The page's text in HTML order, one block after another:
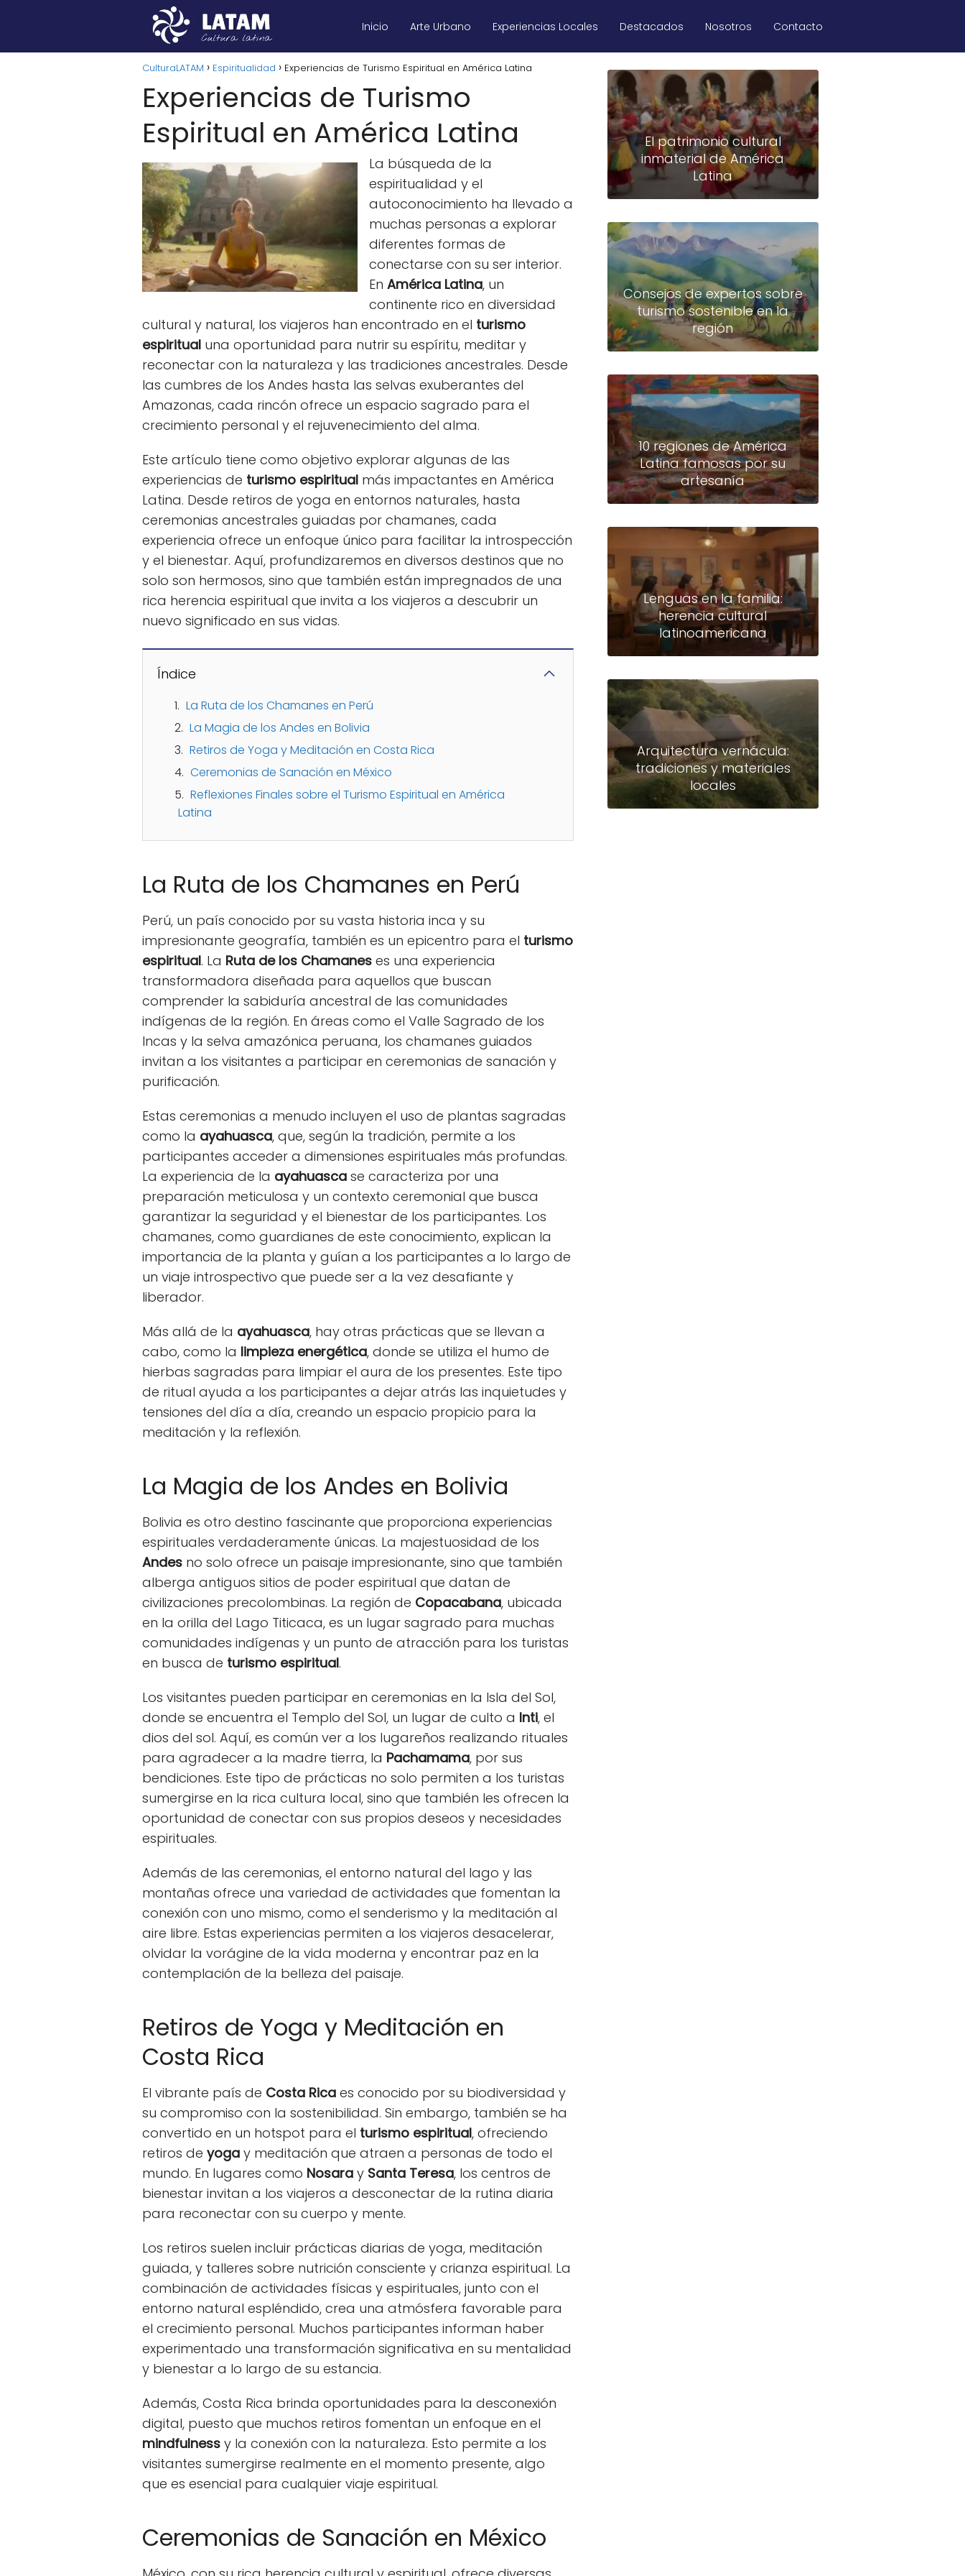
Inicio Arte Urbano Experiencias Locales Destacados Nosotros Contacto
CulturaLATAM Espiritualidad Experiencias de Turismo Espiritual en América Latina
Experiencias de Turismo
Espiritual en América Latina
La búsqueda de la
espiritualidad y el
autoconocimiento ha llevado a
muchas personas a explorar
diferentes formas de
conectarse con su ser interior.
En América Latina, un
continente rico en diversidad
cultural y natural, los viajeros han encontrado en el turismo
espiritual una oportunidad para nutrir su espíritu, meditar y
reconectar con la naturaleza y las tradiciones ancestrales. Desde
las cumbres de los Andes hasta las selvas exuberantes del
Amazonas, cada rincón ofrece un espacio sagrado para el
crecimiento personal y el rejuvenecimiento del alma.
Este artículo tiene como objetivo explorar algunas de las
experiencias de turismo espiritual más impactantes en América
Latina. Desde retiros de yoga en entornos naturales, hasta
ceremonias ancestrales guiadas por chamanes, cada
experiencia ofrece un enfoque único para facilitar la introspección
y el bienestar. Aquí, profundizaremos en diversos destinos que no
solo son hermosos, sino que también están impregnados de una
rica herencia espiritual que invita a los viajeros a descubrir un
nuevo significado en sus vidas.
Índice
La Ruta de los Chamanes en Perú
La Magia de los Andes en Bolivia
Retiros de Yoga y Meditación en Costa Rica
Ceremonias de Sanación en México
Reflexiones Finales sobre el Turismo Espiritual en América
Latina
La Ruta de los Chamanes en Perú
Perú, un país conocido por su vasta historia inca y su
impresionante geografía, también es un epicentro para el turismo
espiritual. La Ruta de los Chamanes es una experiencia
transformadora diseñada para aquellos que buscan
comprender la sabiduría ancestral de las comunidades
indígenas de la región. En áreas como el Valle Sagrado de los
Incas y la selva amazónica peruana, los chamanes guiados
invitan a los visitantes a participar en ceremonias de sanación y
purificación.
Estas ceremonias a menudo incluyen el uso de plantas sagradas
como la ayahuasca, que, según la tradición, permite a los
participantes acceder a dimensiones espirituales más profundas.
La experiencia de la ayahuasca se caracteriza por una
preparación meticulosa y un contexto ceremonial que busca
garantizar la seguridad y el bienestar de los participantes. Los
chamanes, como guardianes de este conocimiento, explican la
importancia de la planta y guían a los participantes a lo largo de
un viaje introspectivo que puede ser a la vez desafiante y
liberador.
Más allá de la ayahuasca, hay otras prácticas que se llevan a
cabo, como la limpieza energética, donde se utiliza el humo de
hierbas sagradas para limpiar el aura de los presentes. Este tipo
de ritual ayuda a los participantes a dejar atrás las inquietudes y
tensiones del día a día, creando un espacio propicio para la
meditación y la reflexión.
La Magia de los Andes en Bolivia
Bolivia es otro destino fascinante que proporciona experiencias
espirituales verdaderamente únicas. La majestuosidad de los
Andes no solo ofrece un paisaje impresionante, sino que también
alberga antiguos sitios de poder espiritual que datan de
civilizaciones precolombinas. La región de Copacabana, ubicada
en la orilla del Lago Titicaca, es un lugar sagrado para muchas
comunidades indígenas y un punto de atracción para los turistas
en busca de turismo espiritual.
Los visitantes pueden participar en ceremonias en la Isla del Sol,
donde se encuentra el Templo del Sol, un lugar de culto a Inti, el
dios del sol. Aquí, es común ver a los lugareños realizando rituales
para agradecer a la madre tierra, la Pachamama, por sus
bendiciones. Este tipo de prácticas no solo permiten a los turistas
sumergirse en la rica cultura local, sino que también les ofrecen la
oportunidad de conectar con sus propios deseos y necesidades
espirituales.
Además de las ceremonias, el entorno natural del lago y las
montañas ofrece una variedad de actividades que fomentan la
conexión con uno mismo, como el senderismo y la meditación al
aire libre. Estas experiencias permiten a los viajeros desacelerar,
olvidar la vorágine de la vida moderna y encontrar paz en la
contemplación de la belleza del paisaje.
Retiros de Yoga y Meditación en
Costa Rica
El vibrante país de Costa Rica es conocido por su biodiversidad y
su compromiso con la sostenibilidad. Sin embargo, también se ha
convertido en un hotspot para el turismo espiritual, ofreciendo
retiros de yoga y meditación que atraen a personas de todo el
mundo. En lugares como Nosara y Santa Teresa, los centros de
bienestar invitan a los viajeros a desconectar de la rutina diaria
para reconectar con su cuerpo y mente.
Los retiros suelen incluir prácticas diarias de yoga, meditación
guiada, y talleres sobre nutrición consciente y crianza espiritual. La
combinación de actividades físicas y espirituales, junto con el
entorno natural espléndido, crea una atmósfera favorable para
el crecimiento personal. Muchos participantes informan haber
experimentado una transformación significativa en su mentalidad
y bienestar a lo largo de su estancia.
Además, Costa Rica brinda oportunidades para la desconexión
digital, puesto que muchos retiros fomentan un enfoque en el
mindfulness y la conexión con la naturaleza. Esto permite a los
visitantes sumergirse realmente en el momento presente, algo
que es esencial para cualquier viaje espiritual.
Ceremonias de Sanación en México
El patrimonio cultural
inmaterial de América
Latina
Consejos de expertos sobre
turismo sostenible en la
región
10 regiones de América
Latina famosas por su
artesanía
Lenguas en la familia:
herencia cultural
latinoamericana
Arquitectura vernácula:
tradiciones y materiales
locales